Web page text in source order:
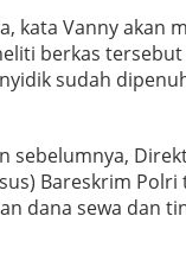
kata Vanny akan
berkas
sudah
sebelumnya,
Bareskrim
dana sewa dan